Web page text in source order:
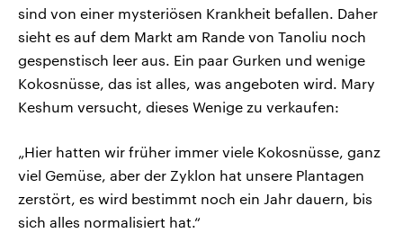
sind von einer mysteriösen Krankheit befallen. Daher
sieht es auf dem Markt am Rande von Tanoliu noch
gespenstisch leer aus. Ein paar Gurken und wenige
Kokosnüsse, das ist alles, was angeboten wird. Mary
Keshum versucht, dieses Wenige zu verkaufen:
„Hier hatten wir früher immer viele Kokosnüsse, ganz
viel Gemüse, aber der Zyklon hat unsere Plantagen
zerstört, es wird bestimmt noch ein Jahr dauern, bis
sich alles normalisiert hat.“